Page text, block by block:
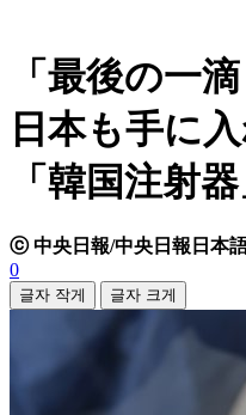
「最後の一
日本も手に
「韓国注射
ⓒ 中央日報/中央日報日本
0
글자 작게 글자 크게